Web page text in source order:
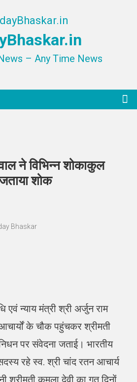
– Any Time News
ने विभिन्न शोकाकुल
शोक
Bhaskar
एवं न्याय मंत्री श्री अर्जुन राम
के चौक पहुंचकर श्रीमती
पर संवेदना जताई। भारतीय
रहे स्व. श्री चांद रतन आचार्य
श्रीमती कमला देवी का गत दिनों